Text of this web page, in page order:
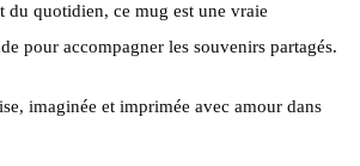
du quotidien, ce mug est une vraie
pour accompagner les souvenirs partagés.
imaginée et imprimée avec amour dans